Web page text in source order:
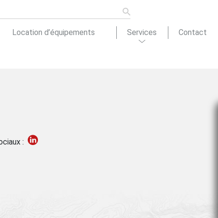
Actualités
Location d’équipements Services Contact
: